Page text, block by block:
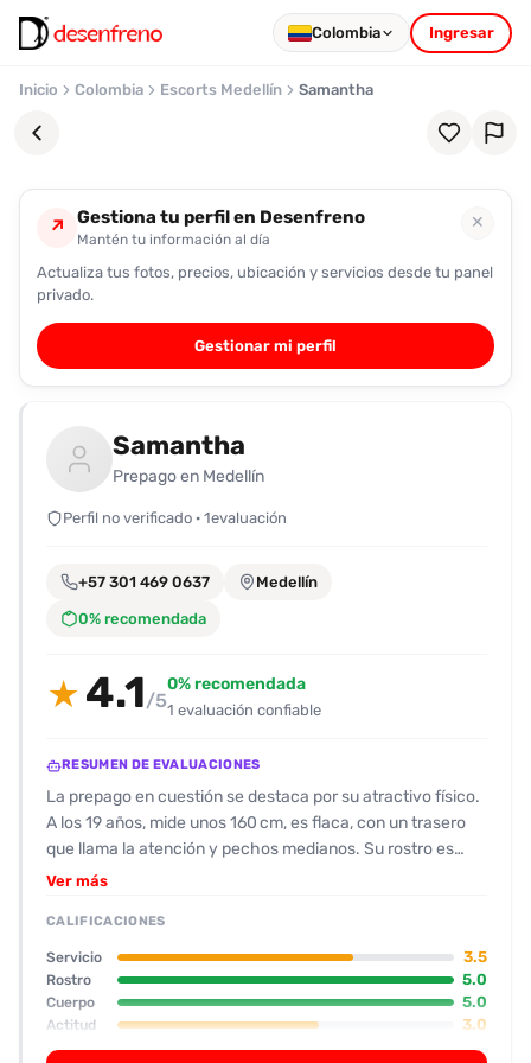
Colombia Ingresar
Inicio Colombia Escorts Medellín Samantha
Favoritos
Pronto
podrás
registrarte
guardar
favoritas
para
fácilmente.
↗ Gestiona tu perfil en Desenfreno
Mantén tu información al día
✕
Actualiza tus fotos, precios, ubicación y servicios desde tu panel
privado.
Gestionar mi perfil
Samantha
Prepago en Medellín
Perfil no verificado · 1evaluación
+57 301 469 0637 Medellín
0% recomendada
★ 4.1/5
0% recomendada
1 evaluación confiable
RESUMEN DE EVALUACIONES
La prepago en cuestión se destaca por su atractivo físico.
A los 19 años, mide unos 160 cm, es flaca, con un trasero
que llama la atención y pechos medianos. Su rostro es
muy bonito, con ojos claros y una sonrisa que la hace
clientes le encanta la apariencia porque la califican como
“10/10” tanto en cuerpo como en rostro. En cuanto a la
actitud, la experiencia fue bastante sencilla y sin
complicaciones. Se contactó a través de la agencia, que
usó plantillas de respuesta, y la escort cumplió lo
acordado: solo oral. No hubo quejas sobre su trato; la
Ver más
CALIFICACIONES
Servicio 3.5
Rostro 5.0
Cuerpo 5.0
Actitud 3.0